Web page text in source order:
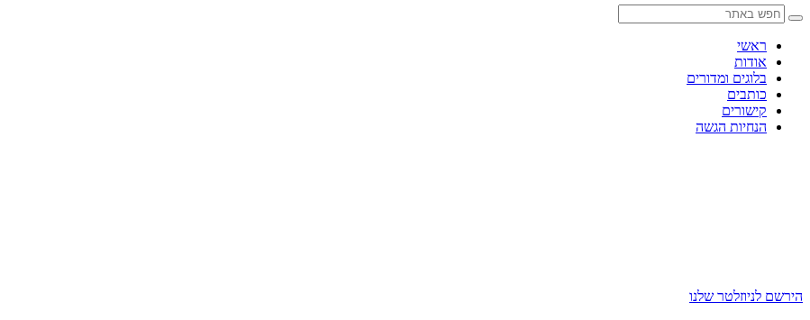
Skip
contentראשי
אודות
בלוגים ומדורים
כותבים
קישורים
הנחיות הגשה
הירשם לניוזלטר שלנו